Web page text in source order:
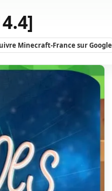
Minecraft-France sur Google